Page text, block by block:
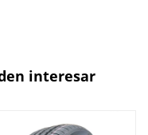
interesar